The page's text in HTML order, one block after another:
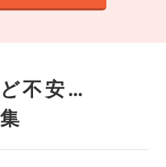
不安…